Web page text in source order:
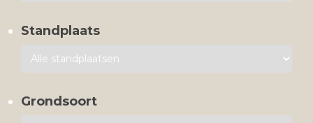
Standplaats
Grondsoort